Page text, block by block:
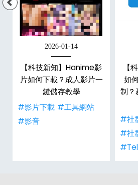
2026-01-14
【科技新知】Hanime影
片如何下載？成人影片一
鍵儲存教學
#影片下載 #工具網站
#影音
【
如
制？
#社
#社